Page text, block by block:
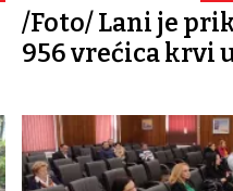
/Foto/ Lani je
956 vrećica krvi